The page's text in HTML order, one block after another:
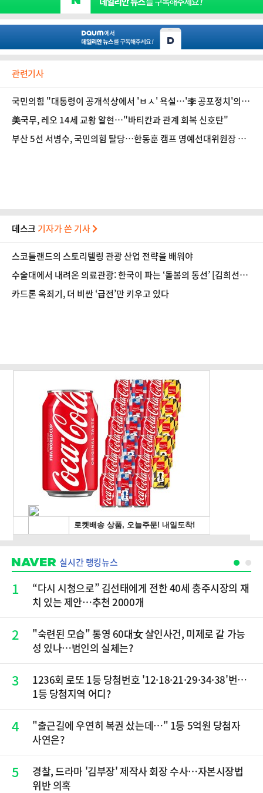
관련기사
국민의힘 "대통령이 공개석상에서 'ㅂㅅ' 욕설…'李 공포정치'의 서
막"
美국무, 레오 14세 교황 알현…"바티칸과 관계 회복 신호탄"
부산 5선 서병수, 국민의힘 탈당…한동훈 캠프 명예선대위원장 합
데스크 기자가 쓴 기사
스코틀랜드의 스토리텔링 관광 산업 전략을 배워야
수술대에서 내려온 의료관광: 한국이 파는 ‘돌봄의 동선’ [김희선의
글로벌 K컬처 이야기㉖]
카드론 옥죄기, 더 비싼 ‘급전’만 키우고 있다
실시간 랭킹뉴스
1
“다시 시청으로” 김선태에게 전한 40세 충주시장의 재
치 있는 제안…추천 2000개
2
"숙련된 모습" 통영 60대女 살인사건, 미제로 갈 가능
성 있나…범인의 실체는?
3
1236회 로또 1등 당첨번호 '12·18·21·29·34·38'번…
1등 당첨지역 어디?
4
"출근길에 우연히 복권 샀는데…" 1등 5억원 당첨자
사연은?
5
경찰, 드라마 '김부장' 제작사 회장 수사…자본시장법
위반 의혹